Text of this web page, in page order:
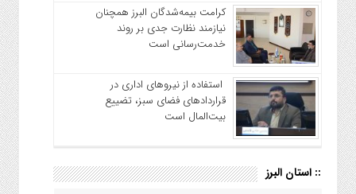
کرامت بیمه‌شدگان البرز همچنان
نیازمند نظارت جدی بر روند
خدمت‌رسانی است
استفاده از نیروهای اداری در
قراردادهای فضای سبز، تضییع
بیت‌المال است
:: استان البرز